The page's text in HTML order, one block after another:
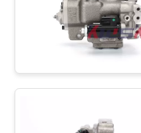
PRIVACY